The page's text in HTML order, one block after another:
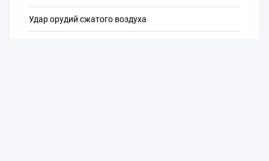
Удар орудий сжатого воздуха